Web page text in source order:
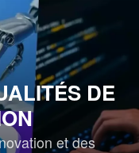
DE
et des